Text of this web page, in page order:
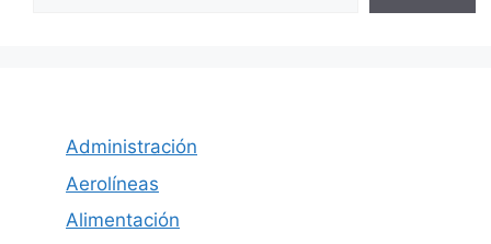
Administración
Aerolíneas
Alimentación